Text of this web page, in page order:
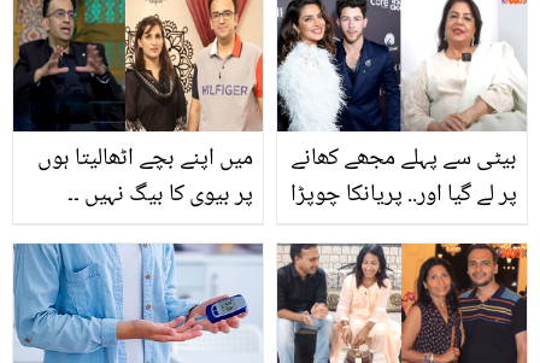
استعمال ہونے والی چند عام
غذاؤں کے خطرناک نقصان
نکھری نکھری
میں اپنے بچے اٹھالیتا ہوں
پر بیوی کا بیگ نہیں ۔۔
کی سعودی عرب میں رہتی
ہوئی لڑکی سے شادی کیسے
ہوئی؟
بیٹی سے پہلے مجھے کھانے
پر لے گیا اور.. پریانکا چوپڑا
لڑکے سے کیوں کروائی؟
ماں کے انکشافات